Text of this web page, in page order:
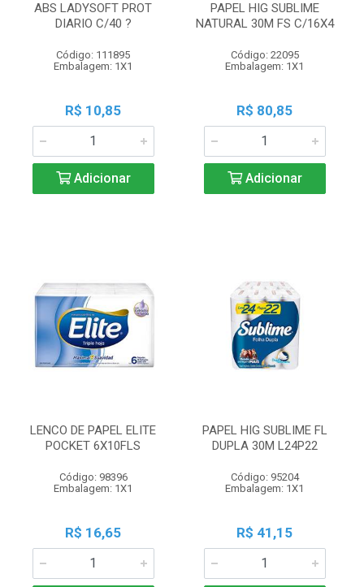
ABS LADYSOFT PROT
DIARIO C/40 ?
Código: 111895
Embalagem: 1X1
R$ 10,85
Adicionar
PAPEL HIG SUBLIME
NATURAL 30M FS C/16X4
Código: 22095
Embalagem: 1X1
R$ 80,85
Adicionar
LENCO DE PAPEL ELITE
POCKET 6X10FLS
Código: 98396
Embalagem: 1X1
R$ 16,65
PAPEL HIG SUBLIME FL
DUPLA 30M L24P22
Código: 95204
Embalagem: 1X1
R$ 41,15